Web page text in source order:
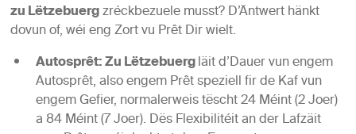
zu Lëtzebuergzréckbezuele musst? D’Äntwert hänkt
dovun of, wéi eng Zort vu Prêt Dir wielt.
Autosprêt: Zu Lëtzebuergläit d’Dauer vun engem
Autosprêt, also engem Prêt speziell fir de Kaf vun
engem Gefier, normalerweis tëscht 24 Méint (2 Joer)
a 84 Méint (7 Joer). Dës Flexibilitéit an der Lafzäit